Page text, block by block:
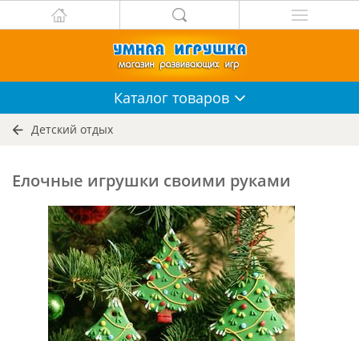
Каталог товаров
Детский отдых
Елочные игрушки своими руками